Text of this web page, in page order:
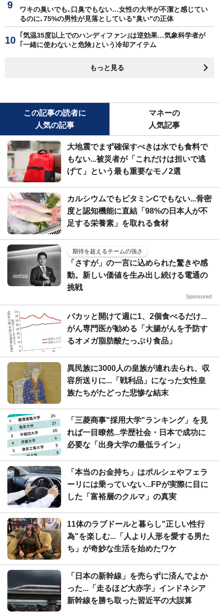
ワキの臭いでも､口臭でもない…女性の大半が不潔と感じてい
るのに､75%の男性が見落としている"臭い"の正体
｢気温35度以上でのハンディファン｣は逆効果…気象科学者が
｢一緒に使わないと危険｣という冷却アイテム
もっと見る
この記事の読者に
人気の記事
マネーの
人気記事
大地震でまず確保すべきは水でも食料で
もない...被災者が「これだけは担いで逃
げて」という最も重要なモノ2選
カルシウムでもビタミンCでもない...骨密
度と認知機能に直結「98%の日本人が不
足する栄養素」を取れる食材
期待を超えるチームの強さ
「さすが」の一言に込められた驚きや感
動。新しい価値を生み出し続ける電通の
挑戦
Sponsored
パカッと開けて週に1、2個食べるだけ...
がん専門医が勧める「大腸がんを予防す
るオメガ脂肪酸たっぷり食品」
異民族に3000人の皇族が連れ去られ、収
容所送りに...「戦利品」になった女性皇
族たちがたどった悲惨な結末
「三菱商事"採用大学"ランキング」を見
れば一目瞭然...学歴社会・日本で成功に
必要な「出身大学の最低ライン」
「本当のお金持ち」はポルシェやフェラ
ーリには乗っていない...FPが実際に目に
した「富裕層のクルマ」の真実
11体のラブドールと暮らし"正しい性行
為"を楽しむ...「人より人形を愛する男た
ち」が奇妙な生活を始めたワケ
「日本の新幹線」を売らずに済んでよか
った...「走るほど大赤字」インドネシア
新幹線を勝ち取った習近平の大誤算